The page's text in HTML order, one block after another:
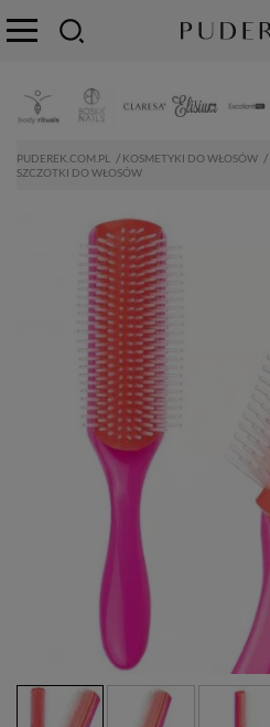
PUDEREK.COM.PL KOSMETYKI DO WŁOSÓW
SZCZOTKI DO WŁOSÓW